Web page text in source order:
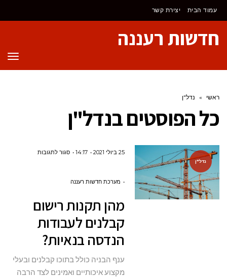
לתוכן
עמוד הבית יצירת קשר
חדשות רעננה
ראשי » נדל"ן
כל הפוסטים בנדל"ן
נדל"ן
25 ביולי 2021 14:17 סגור לתגובותעל
לעבודות
מערכת חדשות רעננה
מהן תקנות רישום
קבלנים לעבודות
הנדסה בנאיות?
ענף הבניה כולל בתוכו קבלנים ובעלי
מקצוע איכותיים ואמינים לצד הרבה